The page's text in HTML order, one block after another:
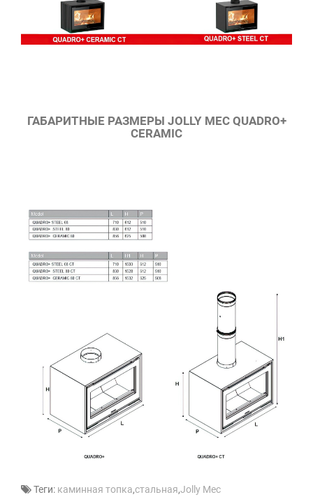
ГАБАРИТНЫЕ РАЗМЕРЫ JOLLY MEC QUADRO+
CERAMIC
Теги: каминная топка,стальная,Jolly Mec